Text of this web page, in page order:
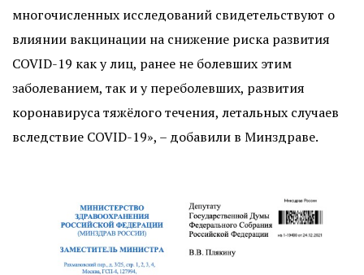
многочисленных исследований свидетельствуют о
влиянии вакцинации на снижение риска развития
COVID-19 как у лиц, ранее не болевших этим
заболеванием, так и у переболевших, развития
коронавируса тяжёлого течения, летальных случаев
вследствие COVID-19», – добавили в Минздраве.